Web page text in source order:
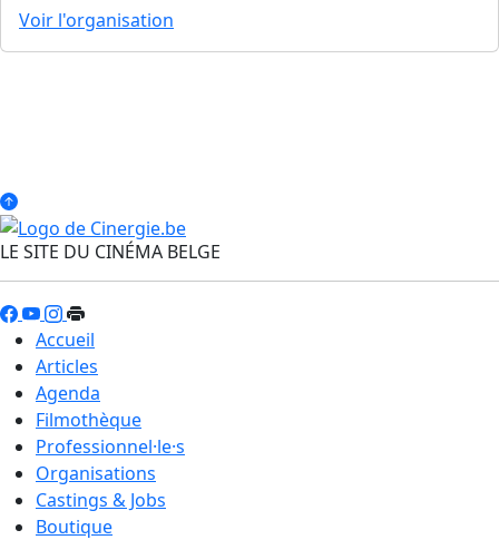
Voir l'organisation
LE SITE DU CINÉMA BELGE
Accueil
Articles
Agenda
Filmothèque
Professionnel·le·s
Organisations
Castings & Jobs
Boutique